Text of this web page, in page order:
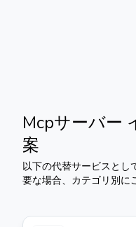
Mcpサーバー
案
以下の代替サービスとし
要な場合、カテゴリ別に